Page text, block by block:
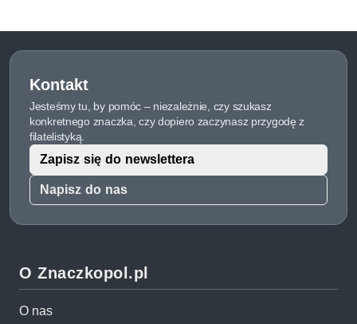
Kontakt
Jesteśmy tu, by pomóc – niezależnie, czy szukasz
konkretnego znaczka, czy dopiero zaczynasz przygodę z
filatelistyką.
Napisz do nas
Zapisz się do newslettera
O Znaczkopol.pl
O nas